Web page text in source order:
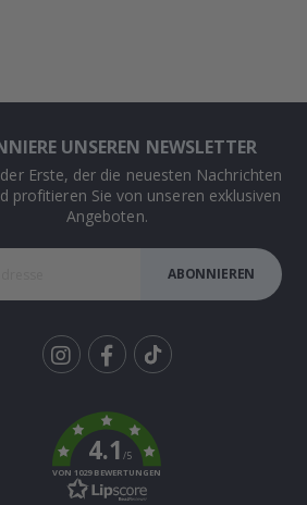
UNSEREN NEWSLETTER
Erste, der die neuesten Nachrichten
profitieren Sie von unseren exklusiven
Angeboten.
ABONNIEREN
k
4.1/5
VON 1029 BEWERTUNGEN